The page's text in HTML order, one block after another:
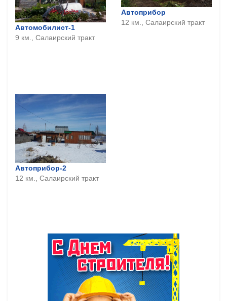
Автомобилист-1
9 км., Салаирский тракт
Автоприбор
12 км., Салаирский тракт
Автоприбор-2
12 км., Салаирский тракт